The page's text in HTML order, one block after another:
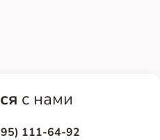
с нами
111-64-92